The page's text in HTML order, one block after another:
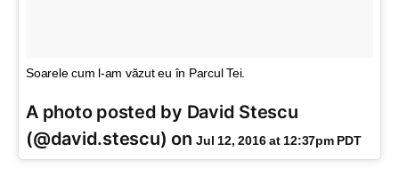
Soarele cum l-am văzut eu în Parcul Tei.
A photo posted by David Stescu
(@david.stescu) onJul 12, 2016 at 12:37pm PDT